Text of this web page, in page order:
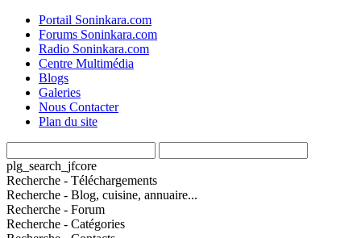
Portail Soninkara.com
Forums Soninkara.com
Radio Soninkara.com
Centre Multimédia
Blogs
Galeries
Nous Contacter
Plan du site
plg_search_jfcore
Recherche - Téléchargements
Recherche - Blog, cuisine, annuaire...
Recherche - Forum
Recherche - Catégories